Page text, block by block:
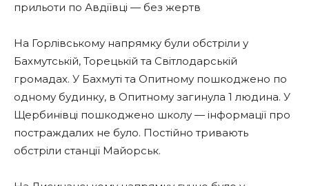
прильоти по Авдіївці — без жертв
На Горлівському напрямку були обстріли у
Бахмутській, Торецькій та Світлодарській
громадах. У Бахмуті та Опитному пошкоджено по
одному будинку, в Опитному загинула 1 людина. У
Щербинівці пошкоджено школу — інформації про
постраждалих не було. Постійно тривають
обстріли станції Майорськ.